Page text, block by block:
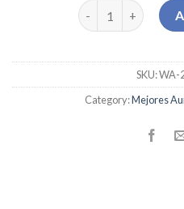
mejores
SKU:WA-
Category:Mejores